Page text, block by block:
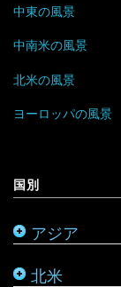
中東の風景
中南米の風景
北米の風景
ヨーロッパの風景
国別
アジア
ボルネオ
マレーシア
モルディブ
北米
カナダ
メキシコ
モンテネグロ
リトアニア
ルクセンブ
ロシア
イラン
クウェート
バーレーン
パレスチナ
ハイチ
パラグアイ
ブラジル
ベネズエラ
ベリーズ
セーシェル
チュニジア
マダガスカ
マラウイ
南アフリカ
オーストラ
サモア
ソロモン諸島
トンガ